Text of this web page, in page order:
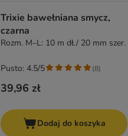
Trixie bawełniana smycz,
czarna
Rozm. M–L: 10 m dł./ 20 mm szer.
39,96 zł
Pusto: 4.5/5 (8)
Dodaj do koszyka